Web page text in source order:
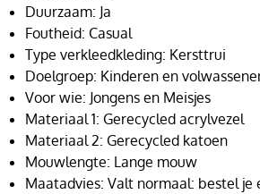
Duurzaam: Ja
Foutheid: Casual
Type verkleedkleding: Kersttrui
Doelgroep: Kinderen en
Voor wie: Jongens en Meisjes
Materiaal 1: Gerecycled acrylvezel
Materiaal 2: Gerecycled katoen
Mouwlengte: Lange mouw
Maatadvies: Valt normaal: bestel je